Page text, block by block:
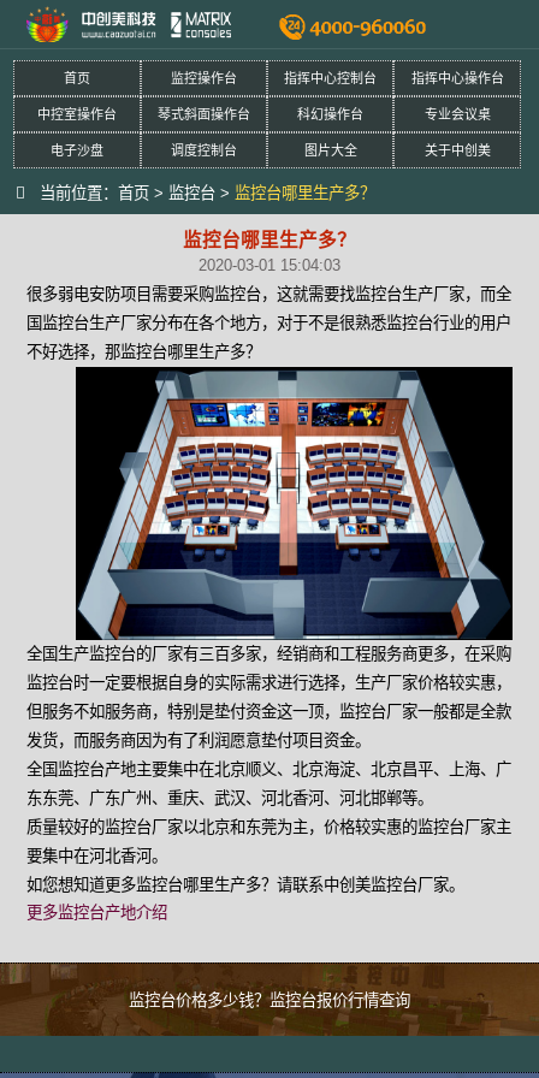
首页 监控操作台 指挥中心控制台 指挥中心操作台
中控室操作台 琴式斜面操作台 科幻操作台 专业会议桌
电子沙盘 调度控制台 图片大全 关于中创美
当前位置：首页 > 监控台 > 监控台哪里生产多？
监控台哪里生产多？
2020-03-01 15:04:03
很多弱电安防项目需要采购监控台，这就需要找监控台生产厂家，而全
国监控台生产厂家分布在各个地方，对于不是很熟悉监控台行业的用户
不好选择，那监控台哪里生产多？
全国生产监控台的厂家有三百多家，经销商和工程服务商更多，在采购
监控台时一定要根据自身的实际需求进行选择，生产厂家价格较实惠，
但服务不如服务商，特别是垫付资金这一顶，监控台厂家一般都是全款
发货，而服务商因为有了利润愿意垫付项目资金。
全国监控台产地主要集中在北京顺义、北京海淀、北京昌平、上海、广
东东莞、广东广州、重庆、武汉、河北香河、河北邯郸等。
质量较好的监控台厂家以北京和东莞为主，价格较实惠的监控台厂家主
要集中在河北香河。
如您想知道更多监控台哪里生产多？请联系中创美监控台厂家。
更多监控台产地介绍
监控台价格多少钱？监控台报价行情查询